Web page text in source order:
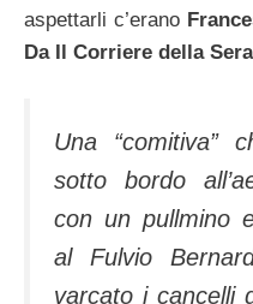
aspettarli c’erano
Da Il Corriere della
Una “comitiva”
sotto bordo
con un pullmino
al Fulvio
varcato i cancelli